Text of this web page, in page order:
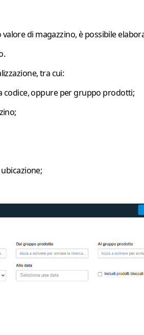
di magazzino, è possibile
.
tra cui:
codice, oppure pergruppo prodotti;
;